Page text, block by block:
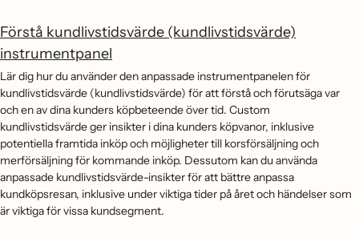
Förstå kundlivstidsvärde (kundlivstidsvärde)
instrumentpanel
Lär dig hur du använder den anpassade instrumentpanelen för
kundlivstidsvärde (kundlivstidsvärde) för att förstå och förutsäga var
och en av dina kunders köpbeteende över tid. Custom
kundlivstidsvärde ger insikter i dina kunders köpvanor, inklusive
potentiella framtida inköp och möjligheter till korsförsäljning och
merförsäljning för kommande inköp. Dessutom kan du använda
anpassade kundlivstidsvärde-insikter för att bättre anpassa
kundköpsresan, inklusive under viktiga tider på året och händelser som
är viktiga för vissa kundsegment.